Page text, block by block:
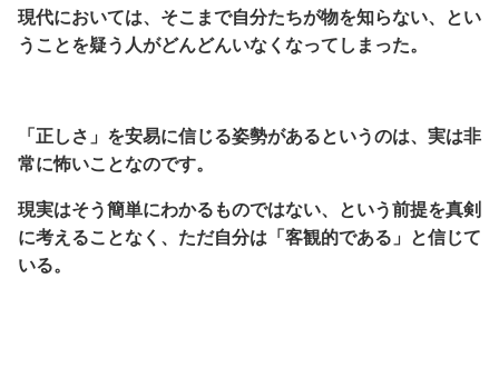
現代においては、そこまで自分たちが物を知らない、とい
うことを疑う人がどんどんいなくなってしまった。
「正しさ」を安易に信じる姿勢があるというのは、実は非
常に怖いことなのです。
現実はそう簡単にわかるものではない、という前提を真剣
に考えることなく、ただ自分は「客観的である」と信じて
いる。